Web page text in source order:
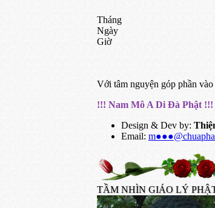
Tháng
Ngày
Giờ
Với tâm nguyện góp phần
!!! Nam Mô A Di Đà Phật !!!
Design & Dev by:
Email:
TẦM NHÌN GIÁO LÝ